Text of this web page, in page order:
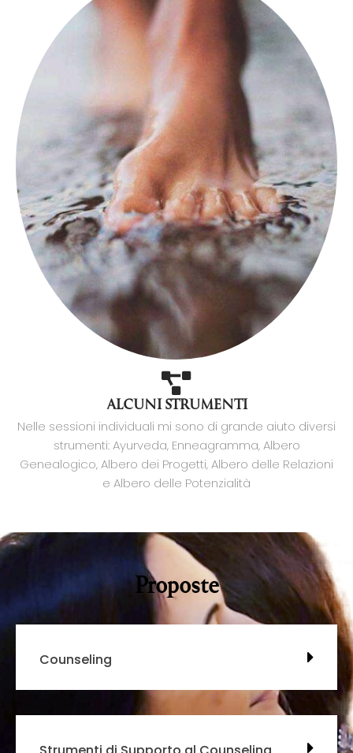
ALCUNI STRUMENTI
Nelle sessioni individuali mi sono di grande aiuto diversi
strumenti: Ayurveda, Enneagramma, Albero
Genealogico, Albero dei Progetti, Albero delle Relazioni
e Albero delle Potenzialità
Proposte
Counseling